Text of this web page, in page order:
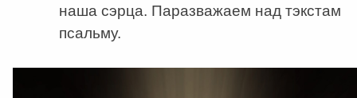
наша сэрца. Паразважаем над тэкстам
псальму.